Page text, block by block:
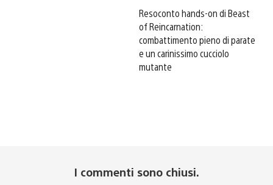
Resoconto hands-on di Beast
of Reincarnation:
combattimento pieno di parate
e un carinissimo cucciolo
mutante
I commenti sono chiusi.